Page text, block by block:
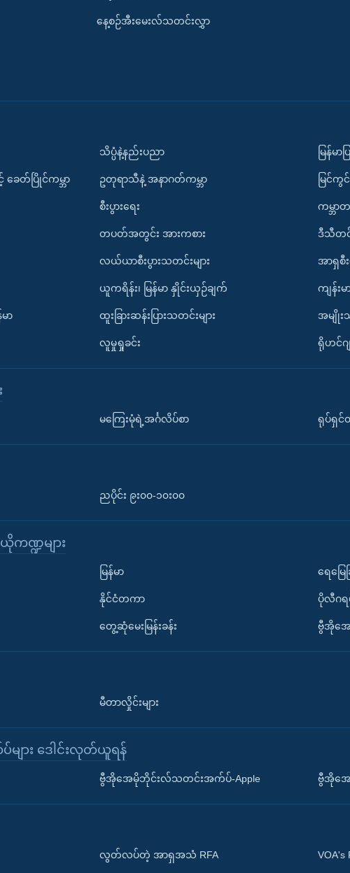
နေ့စဉ်အီးမေးလ်သတင်းလွှာ
ေတ်ပြိုင်ကမ္ဘာ
မာ
သိပ္ပံနဲ့နည်းပညာ
ဥတုရာသီနဲ့ အနာဂတ်ကမ္ဘာ
စီးပွားရေး
တပတ်အတွင်း အားကစား
လယ်ယာစီးပွားသတင်းများ
ယူကရိန်း၊ မြန်မာ နှိုင်းယှဉ်ချက်
ထူးခြားဆန်းပြားသတင်းများ
လူမှုရှုခင်း
မြန်မာ
မြင်ကွ
ကမ္ဘာ
ဒီသီတင်
အာရှစီး
ကျန်းမ
အမျိုး
ရိုဟင်ဂ
မကြေးမုံရဲ့အင်္ဂလိပ်စာ ရုပ်ရှင်
ညပိုင်း ၉း၀၀-၁၀း၀၀
ဏ္ဍများ
မြန်မာ
နိုင်ငံတကာ
တွေ့ဆုံမေးမြန်းခန်း
ရေမြေ
ပိုလီဂရ
ဗွီအိုအေ
မီတာလှိုင်းများ
ား ဒေါင်းလုတ်ယူရန်
ဗွီအိုအေမိုဘိုင်းလ်သတင်းအက်ပ်-Apple ဗွီအိုအေ
လွတ်လပ်တဲ့ အာရှအသံ RFA VOA's